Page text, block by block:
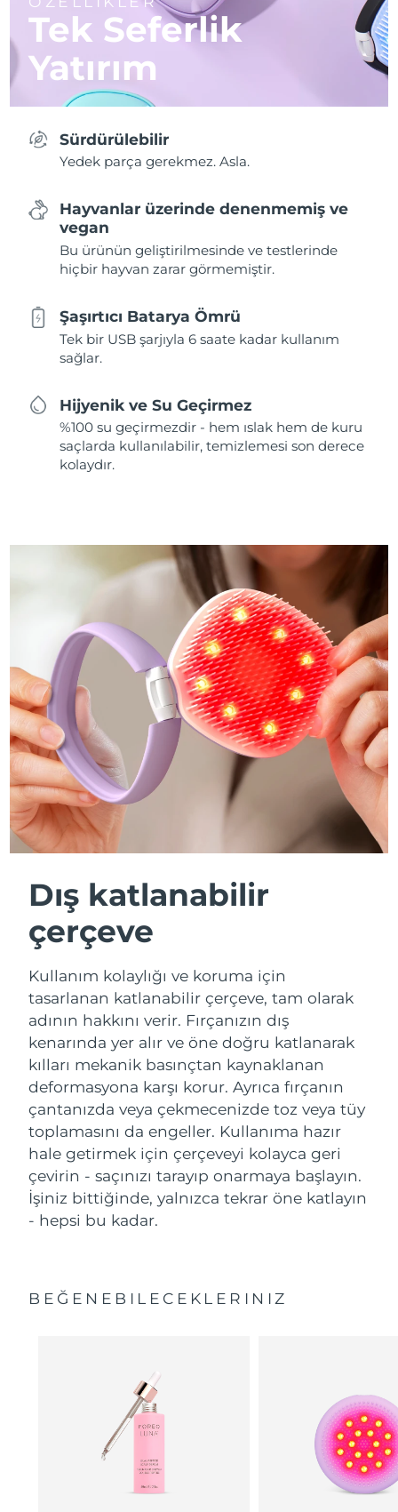
Tek Seferlik
Yatırım
Sürdürülebilir
Yedek parça gerekmez. Asla.
Hayvanlar üzerinde denenmemiş ve
vegan
Bu ürünün geliştirilmesinde ve testlerinde
hiçbir hayvan zarar görmemiştir.
Şaşırtıcı Batarya Ömrü
Tek bir USB şarjıyla 6 saate kadar kullanım
sağlar.
Hijyenik ve Su Geçirmez
%100 su geçirmezdir - hem ıslak hem de kuru
saçlarda kullanılabilir, temizlemesi son derece
kolaydır.
Dış katlanabilir
çerçeve
Kullanım kolaylığı ve koruma için
tasarlanan katlanabilir çerçeve, tam olarak
adının hakkını verir. Fırçanızın dış
kenarında yer alır ve öne doğru katlanarak
kılları mekanik basınçtan kaynaklanan
deformasyona karşı korur. Ayrıca fırçanın
çantanızda veya çekmecenizde toz veya tüy
toplamasını da engeller. Kullanıma hazır
hale getirmek için çerçeveyi kolayca geri
çevirin - saçınızı tarayıp onarmaya başlayın.
İşiniz bittiğinde, yalnızca tekrar öne katlayın
- hepsi bu kadar.
BEĞENEBILECEKLERINIZ